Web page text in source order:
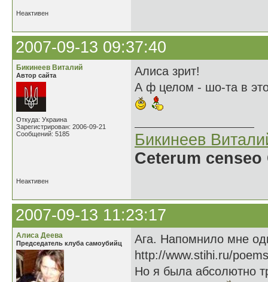
Неактивен
2007-09-13 09:37:40
Бикинеев Виталий
Автор сайта
Откуда: Украина
Зарегистрирован: 2006-09-21
Сообщений: 5185
Алиса зрит!
А ф целом - шо-та в
Бикинеев
Ceterum
Неактивен
2007-09-13 11:23:17
Алиса Деева
Председатель клуба самоубийц
Ага. Напомнило мне
http://www.stihi.ru/
Но я была абсолютно